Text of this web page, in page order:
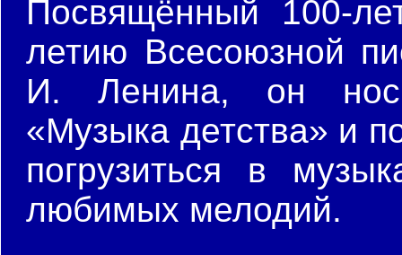
Посвящённый 100-
летию Всесоюзной
И. Ленина, он
«Музыка детства» и
погрузиться в
любимых мелодий.